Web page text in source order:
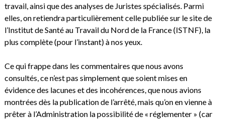
travail, ainsi que des analyses de Juristes spécialisés. Parmi
elles, on retiendra particulièrement celle publiée sur le site de
l’Institut de Santé au Travail du Nord de la France (ISTNF), la
plus complète (pour l’instant) à nos yeux.
Ce qui frappe dans les commentaires que nous avons
consultés, ce n’est pas simplement que soient mises en
évidence des lacunes et des incohérences, que nous avions
montrées dès la publication de l’arrêté, mais qu’on en vienne à
prêter à l’Administration la possibilité de « réglementer » (car